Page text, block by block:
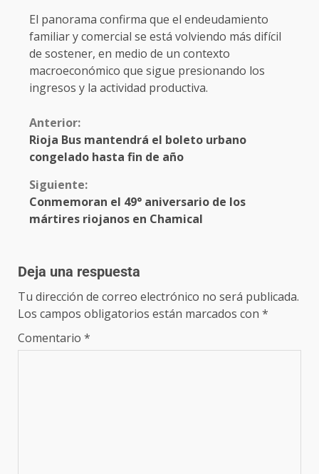
El panorama confirma que el endeudamiento
familiar y comercial se está volviendo más difícil
de sostener, en medio de un contexto
macroeconómico que sigue presionando los
ingresos y la actividad productiva.
Anterior:
Rioja Bus mantendrá el boleto urbano
congelado hasta fin de año
Siguiente:
Conmemoran el 49° aniversario de los
mártires riojanos en Chamical
Deja una respuesta
Tu dirección de correo electrónico no será publicada.
Los campos obligatorios están marcados con *
Comentario *